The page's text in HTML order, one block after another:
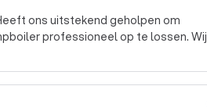
ons uitstekend geholpen om
professioneel op te lossen. Wij